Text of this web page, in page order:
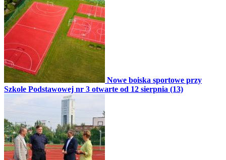
Nowe boiska sportowe przy
Szkole Podstawowej nr 3 otwarte od 12 sierpnia (13)